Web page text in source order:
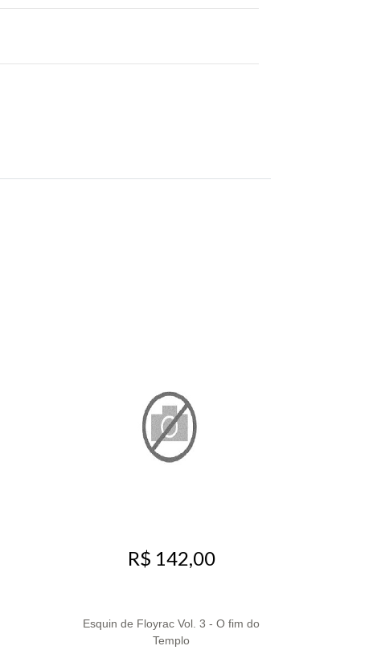
R$ 142,00
Esquin de Floyrac Vol. 3 - O fim do
Templo